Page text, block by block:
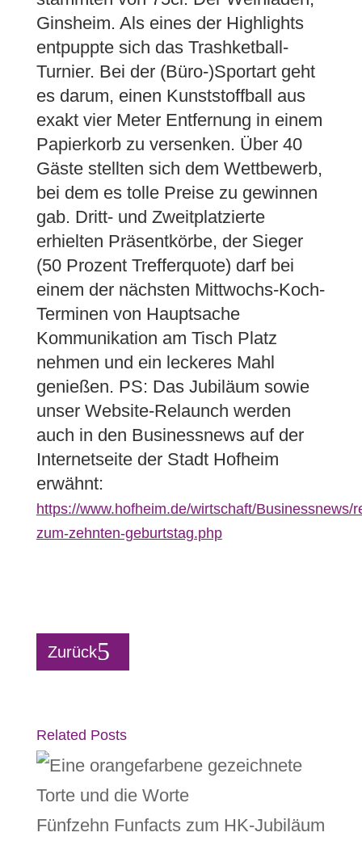
Ginsheim. Als eines der Highlights
entpuppte sich das Trashketball-
Turnier. Bei der (Büro-)Sportart geht
es darum, einen Kunststoffball aus
exakt vier Meter Entfernung in einem
Papierkorb zu versenken. Über 40
Gäste stellten sich dem Wettbewerb,
bei dem es tolle Preise zu gewinnen
gab. Dritt- und Zweitplatzierte
erhielten Präsentkörbe, der Sieger
(50 Prozent Trefferquote) darf bei
einem der nächsten Mittwochs-Koch-
Terminen von Hauptsache
Kommunikation am Tisch Platz
nehmen und ein leckeres Mahl
genießen. PS: Das Jubiläum sowie
unser Website-Relaunch werden
auch in den Businessnews auf der
Internetseite der Stadt Hofheim
erwähnt:
https://www.hofheim.de/wirtschaft/Businessnews/
zum-zehnten-geburtstag.php
Zurück
Related Posts
Fünfzehn Funfacts zum HK-Jubiläum